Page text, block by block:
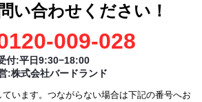
い合わせください！
009-028
付:平日9:30−18:00
:株式会社バードランド
います。つながらない場合は下記の番号へお